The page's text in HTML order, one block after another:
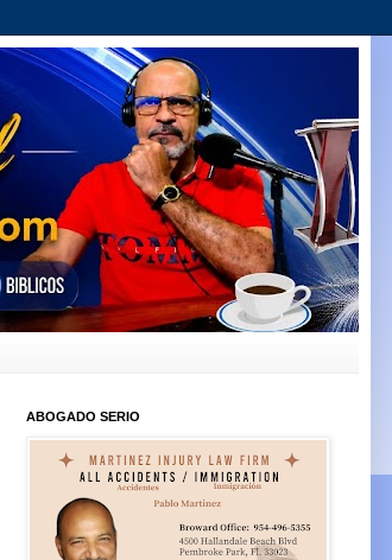
ABOGADO SERIO